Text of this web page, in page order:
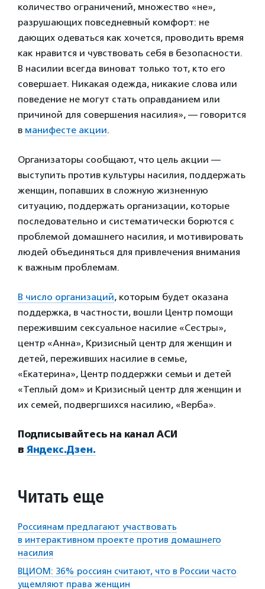
количество ограничений, множество «не»,
разрушающих повседневный комфорт: не
дающих одеваться как хочется, проводить время
как нравится и чувствовать себя в безопасности.
В насилии всегда виноват только тот, кто его
совершает. Никакая одежда, никакие слова или
поведение не могут стать оправданием или
причиной для совершения насилия», — говорится
в манифесте акции.
Организаторы сообщают, что цель акции —
выступить против культуры насилия, поддержать
женщин, попавших в сложную жизненную
ситуацию, поддержать организации, которые
последовательно и систематически борются с
проблемой домашнего насилия, и мотивировать
людей объединяться для привлечения внимания
к важным проблемам.
В число организаций, которым будет оказана
поддержка, в частности, вошли Центр помощи
пережившим сексуальное насилие «Сестры»,
центр «Анна», Кризисный центр для женщин и
детей, переживших насилие в семье,
«Екатерина», Центр поддержки семьи и детей
«Теплый дом» и Кризисный центр для женщин и
их семей, подвергшихся насилию, «Верба».
Подписывайтесь на канал АСИ
в Яндекс.Дзен.
Читать еще
Россиянам предлагают участвовать
в интерактивном проекте против домашнего
насилия
ВЦИОМ: 36% россиян считают, что в России часто
ущемляют права женщин